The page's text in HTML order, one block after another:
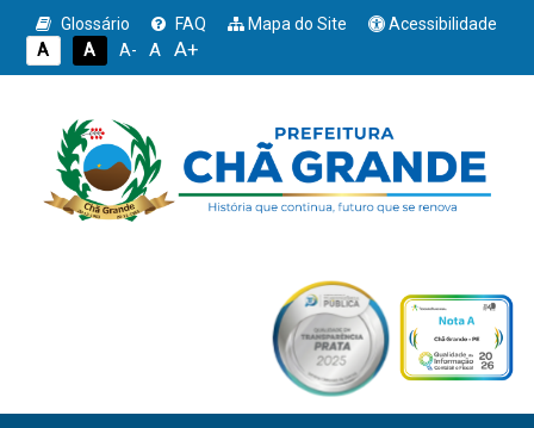
Glossário FAQ Mapa do Site
Acessibilidade
A
A A- A A+